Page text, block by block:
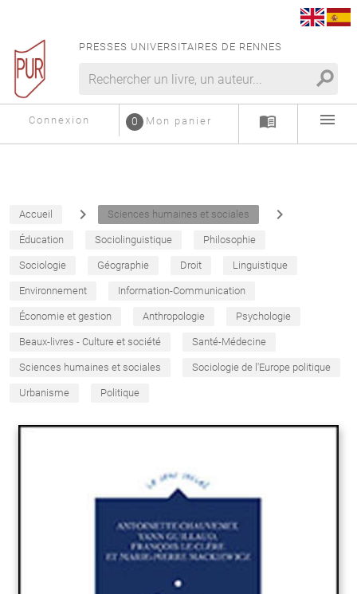
PRESSES UNIVERSITAIRES DE RENNES
search
Connexion Mon panier
0 menu_book menu
Accueil navigate_next Sciences humaines et sociales navigate_next
Éducation Sociolinguistique Philosophie
Sociologie Géographie Droit Linguistique
Environnement Information-Communication
Économie et gestion Anthropologie Psychologie
Beaux-livres - Culture et société Santé-Médecine
Sciences humaines et sociales Sociologie de l'Europe politique
Urbanisme Politique